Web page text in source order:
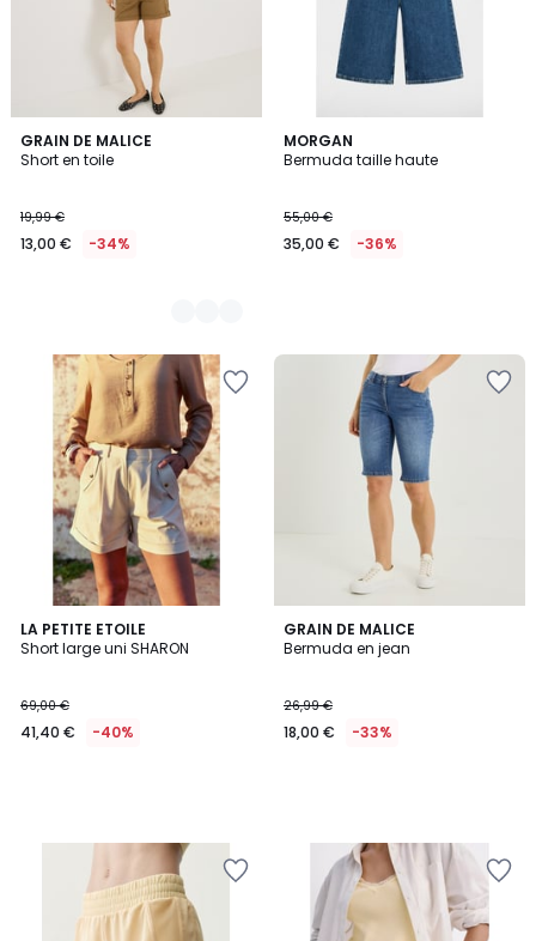
GRAIN DE MALICE
Short en toile
19,99 €
13,00 € -34%
3
Couleurs
MORGAN
Bermuda taille haute
55,00 €
35,00 € -36%
LA PETITE ETOILE
Short large uni SHARON
69,00 €
41,40 € -40%
GRAIN DE MALICE
Bermuda en jean
26,99 €
18,00 € -33%